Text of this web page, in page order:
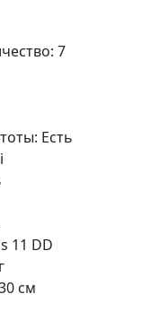
7
Есть
11 DD
см